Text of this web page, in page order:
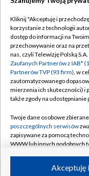
Abonament TVP
Emisja w TVP
Centrum informacji
Naziemna Telewizja
Rada Programowa
System NOS
Informacje o nadawcy
Program dla prasy
Kliknij "Akceptuję i
korzystanie z technologii
dostęp do informacji na
przechowywanie oraz na
nas, czyli Telewizję Polską
Zaufanych Partnerów z IAB*
Partnerów TVP (93 firm), w
zautomatyzowanego
mierzenia ich skuteczności) i
także zgody na udostępnianie
Twoje dane osobowe
poszczególnych serwisów
zapisywane za pomocą
WWW lub innych podobnych
ruchu w Internecie.Akceptuję